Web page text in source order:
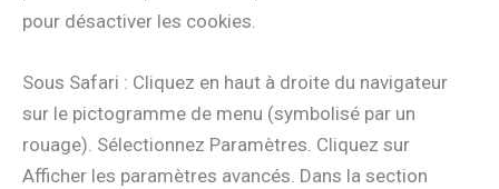
pour désactiver les cookies.
Sous Safari : Cliquez en haut à droite du navigateur
sur le pictogramme de menu (symbolisé par un
rouage). Sélectionnez Paramètres. Cliquez sur
Afficher les paramètres avancés. Dans la section